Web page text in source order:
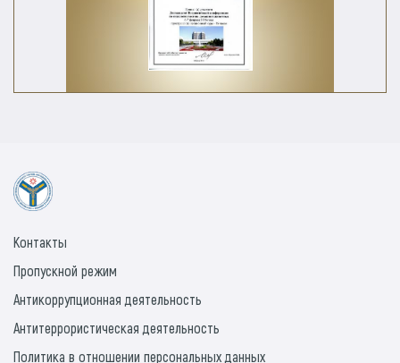
Контакты
Пропускной режим
Антикоррупционная деятельность
Антитеррористическая деятельность
Политика в отношении персональных данных